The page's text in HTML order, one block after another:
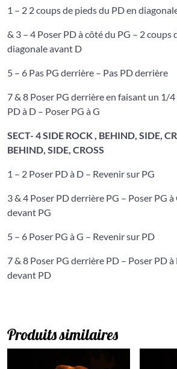
1 – 2 2 coups de pieds du PD en
& 3 – 4 Poser PD à côté du PG – 2 coups
diagonale avant D
5 – 6 Pas PG derrière – Pas PD derrière
7 & 8 Poser PG derrière en faisant un 1/
PD à D – Poser PG à G
SECT- 4SIDE ROCK , BEHIND, SIDE,
BEHIND, SIDE, CROSS
1 – 2 Poser PD à D – Revenir sur PG
3 & 4 Poser PD derrière PG – Poser PG
devant PG
5 – 6 Poser PG à G – Revenir sur PD
7 & 8 Poser PG derrière PD – Poser PD
devant PD
Produits similaires